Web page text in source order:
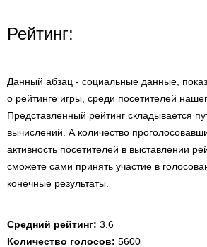
Рейтинг:
Данный абзац - социальные данные,
о рейтинге игры, среди посетителей
Представленный рейтинг складывается
вычислений. А количество
активность посетителей в выставлении
сможете сами принять участие в
конечные результаты.
Средний рейтинг: 3.6
Количество голосов: 5600